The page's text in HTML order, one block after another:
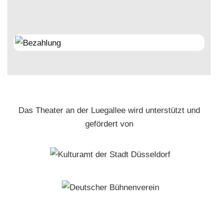
Das Theater an der Luegallee wird unterstützt und
gefördert von